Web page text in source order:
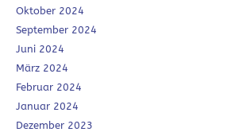
Oktober 2024
September 2024
Juni 2024
März 2024
Februar 2024
Januar 2024
Dezember 2023